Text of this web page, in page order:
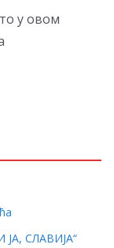
у овом
ЈА, СЛАВИЈА“